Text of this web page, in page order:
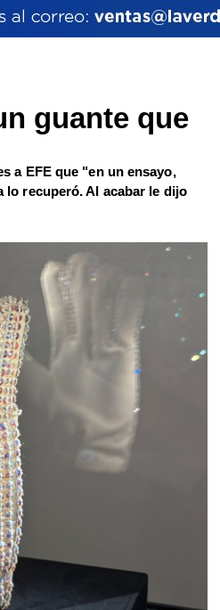
guante que
a EFE que "en un ensayo,
lo recuperó. Al acabar le dijo